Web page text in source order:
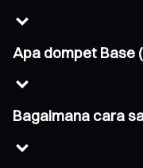
Apa dompet Base
Bagaimana cara